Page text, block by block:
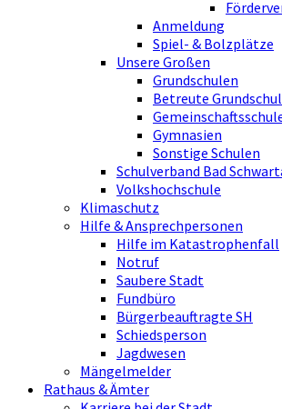
Anmeldung
Spiel- & Bolzplätze
Unsere Großen
Grundschulen
Betreute
Gymnasien
Sonstige Schulen
Schulverband Bad
Volkshochschule
Klimaschutz
Hilfe & Ansprechpersonen
Hilfe im Katastrophenfall
Notruf
Saubere Stadt
Fundbüro
Bürgerbeauftragte SH
Schiedsperson
Jagdwesen
Mängelmelder
Rathaus & Ämter